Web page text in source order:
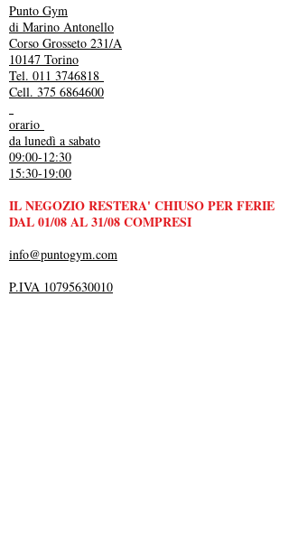
Punto Gym
di Marino Antonello
Corso Grosseto 231/A
10147 Torino
Tel. 011 3746818
Cell. 375 6864600
orario
da lunedì a sabato
09:00-12:30
15:30-19:00
IL NEGOZIO RESTERA' CHIUSO PER FERIE
DAL 01/08 AL 31/08 COMPRESI
info@puntogym.com
P.IVA 10795630010